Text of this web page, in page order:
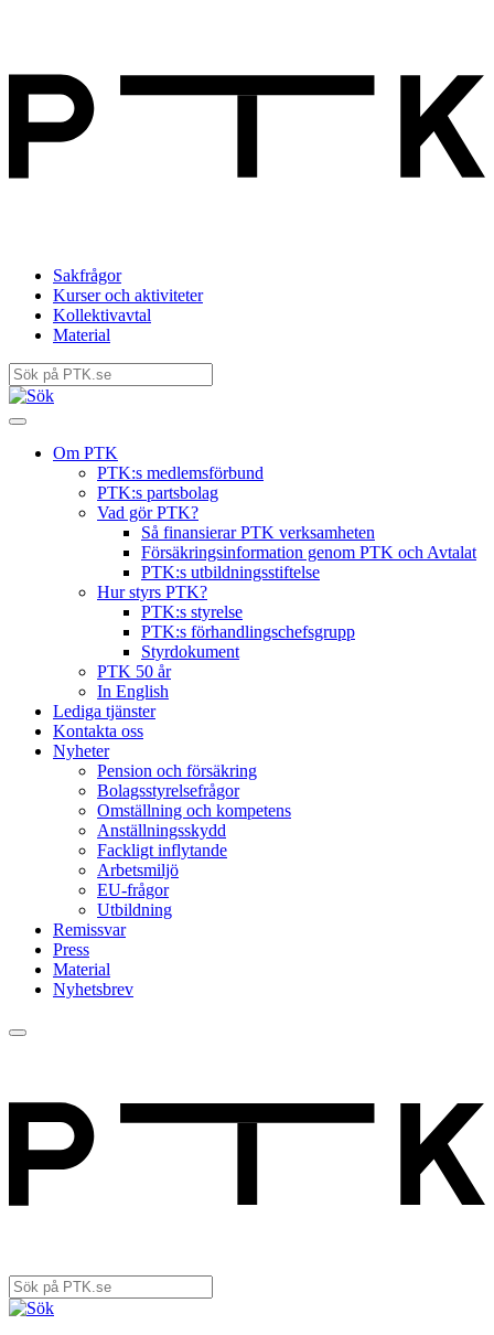
Sakfrågor
Kurser och aktiviteter
Kollektivavtal
Material
Om PTK
PTK:s medlemsförbund
PTK:s partsbolag
Vad gör PTK?
Så finansierar PTK verksamheten
Försäkringsinformation genom PTK och Avtalat
PTK:s utbildningsstiftelse
Hur styrs PTK?
PTK:s styrelse
PTK:s förhandlingschefsgrupp
Styrdokument
PTK 50 år
In English
Lediga tjänster
Kontakta oss
Nyheter
Pension och försäkring
Bolagsstyrelsefrågor
Omställning och kompetens
Anställningsskydd
Fackligt inflytande
Arbetsmiljö
EU-frågor
Utbildning
Remissvar
Press
Material
Nyhetsbrev